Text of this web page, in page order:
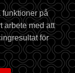
på
arbete med att
för